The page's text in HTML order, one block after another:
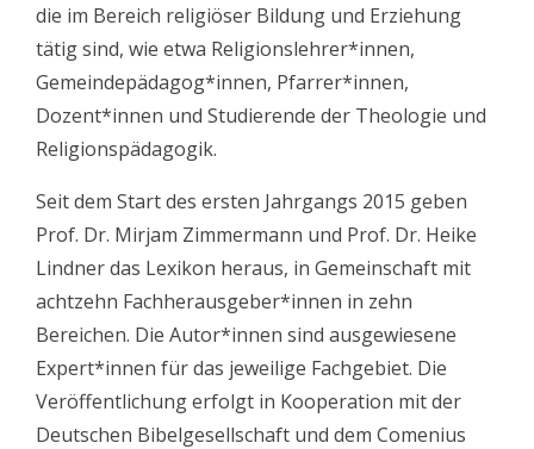
die im Bereich religiöser Bildung und Erziehung
tätig sind, wie etwa Religionslehrer*innen,
Gemeindepädagog*innen, Pfarrer*innen,
Dozent*innen und Studierende der Theologie und
Religionspädagogik.
Seit dem Start des ersten Jahrgangs 2015 geben
Prof. Dr. Mirjam Zimmermann und Prof. Dr. Heike
Lindner das Lexikon heraus, in Gemeinschaft mit
achtzehn Fachherausgeber*innen in zehn
Bereichen. Die Autor*innen sind ausgewiesene
Expert*innen für das jeweilige Fachgebiet. Die
Veröffentlichung erfolgt in Kooperation mit der
Deutschen Bibelgesellschaft und dem Comenius